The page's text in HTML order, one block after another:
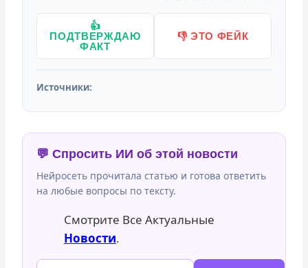
👍
ПОДТВЕРЖДАЮ
ФАКТ
👎 ЭТО ФЕЙК
Источники:
💬 Спросить ИИ об этой новости
Нейросеть прочитала статью и готова ответить
на любые вопросы по тексту.
Смотрите Все Актуальные
Новости.